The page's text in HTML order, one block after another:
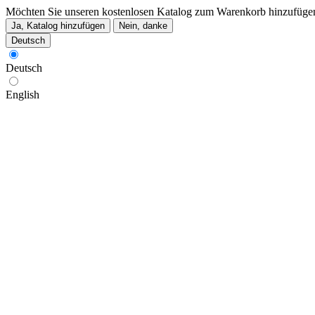
Möchten Sie unseren kostenlosen Katalog zum Warenkorb
Ja, Katalog hinzufügen
Nein, danke
Deutsch
Deutsch
English